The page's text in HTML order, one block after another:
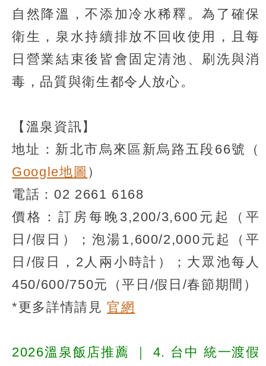
自然降溫，不添加冷水稀釋。為了確保
衛生，泉水持續排放不回收使用，且每
日營業結束後皆會固定清池、刷洗與消
毒，品質與衛生都令人放心。
【溫泉資訊】
地址：新北市烏來區新烏路五段66號（
Google地圖 ）
電話：02 2661 6168
價格：訂房每晚3,200/3,600元起（平
日/假日）；泡湯1,600/2,000元起（平
日/假日，2人兩小時計）；大眾池每人
450/600/750元（平日/假日/春節期間）
*更多詳情請見官網
2026溫泉飯店推薦 ｜
4. 台中 統一渡假